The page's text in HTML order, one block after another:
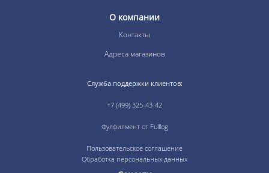
О компании
Контакты
Адреса магазинов
Служба поддержки клиентов:
+7 (499) 325-43-42
Фулфилмент от Fulllog
Пользовательское соглашение
Обработка персональных данных